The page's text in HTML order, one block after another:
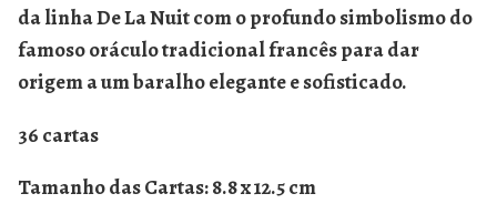
da linha De La Nuit com o profundo simbolismo do
famoso oráculo tradicional francês para dar
origem a um baralho elegante e sofisticado.
36 cartas
Tamanho das Cartas: 8.8 x 12.5 cm